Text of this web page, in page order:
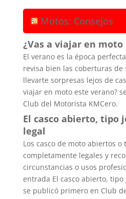
Motos: Consejos
¿Vas a viajar en moto
El verano es la época
revisa bien las coberturas
llevarte sorpresas lejos de
viajar en moto este verano?
Club del Motorista KMCero.
El casco abierto, tipo
legal
Los casco de moto abiertos o
completamente legales y
circunstancias o usos
entrada El casco abierto,
se publicó primero en Club